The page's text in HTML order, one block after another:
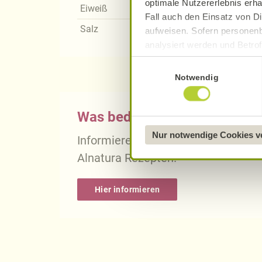
optimale Nutzererlebnis
Fall auch den Einsatz von
aufweisen. Sofern
analysiert werden und
Datenverarbeitung und -
Datenschutzerklärung
Näheres über uns erfahren
Notwendig
Nur notwendige Cookies
Eiweiß
Salz
Was bedeutet vegan,
Informieren Sie sich über die
Alnatura Rezepten.
Hier informieren